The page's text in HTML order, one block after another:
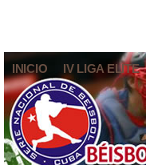
INICIO IV LIGA ELITE